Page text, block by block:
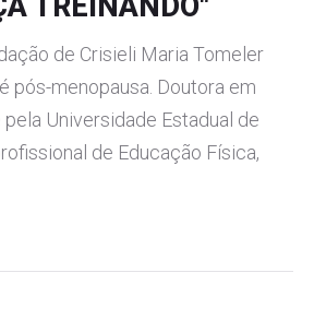
de Crisieli Maria Tomeler
pós-menopausa. Doutora em
pela Universidade Estadual de
de Educação Física,